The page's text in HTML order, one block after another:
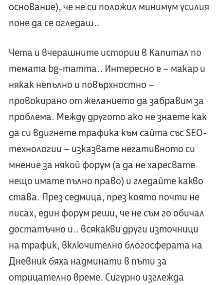
основание), че не си положил минимум усилия
поне да се огледаш…
Чета и вчерашните истории в Капитал по
темата bg-mamma… Интересно е – макар и
някак непълно и повърхностно –
провокирано от желанието да забравим за
проблема. Между другото ако не знаете как
да си вдигнете трафика към сайта със SEO-
технологии – изказвате негативното си
мнение за някой форум (а да не харесвате
нещо имате пълно право) и гледайте какво
става. През седмица, през която почти не
писах, един форум реши, че не съм го обичал
достатъчно и… всякакви други източници
на трафик, включително блогосферата на
Дневник бяха надминати в пъти за
отрицателно време. Сигурно изглежда